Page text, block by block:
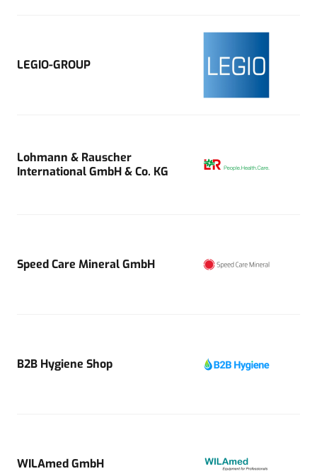
LEGIO-GROUP
Lohmann & Rauscher
International GmbH & Co. KG
Speed Care Mineral GmbH
B2B Hygiene Shop
WILAmed GmbH